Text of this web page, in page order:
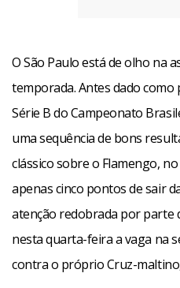
O São Paulo está de olho na
temporada. Antes dado
Série B do Campeonato
uma sequência de bons
clássico sobre o Flamengo,
apenas cinco pontos de sair
atenção redobrada por parte
nesta quarta-feira a vaga na
contra o próprio Cruz-